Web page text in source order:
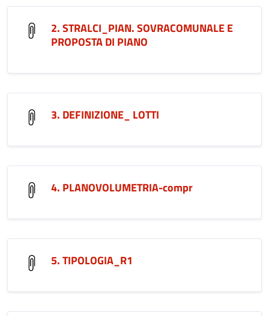
2. STRALCI_PIAN. SOVRACOMUNALE E
PROPOSTA DI PIANO
3. DEFINIZIONE_ LOTTI
4. PLANOVOLUMETRIA-compr
5. TIPOLOGIA_R1